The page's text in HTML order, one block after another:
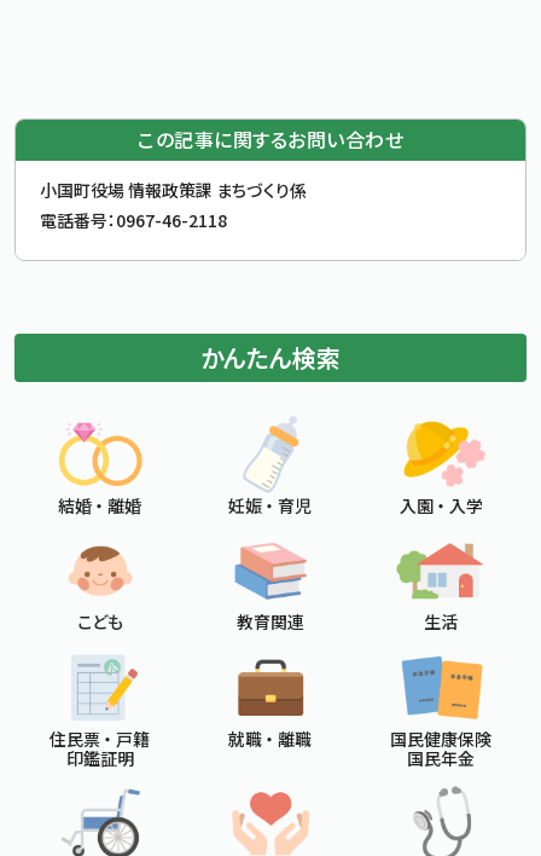
この記事に関するお問い合わせ
お問合せ先
小国町役場 情報政策課 まちづくり係
電話番号： 0967-46-2118
かんたん検索
結婚 ・ 離婚 妊娠 ・ 育児 入園 ・ 入学
こども 教育関連 生活
住民票 ・ 戸籍
印鑑証明
就職 ・ 離職
国民健康保険
国民年金